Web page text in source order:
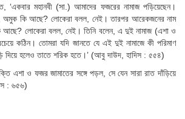
‘একবার মহানবী (সা.) আমাদের ফজরের নামাজ পড়িয়েছেন।
অমুক কি আছে? লোকেরা বলল, নেই। তারপর আরেকজনের নাম
আছে? লোকেরা বলল, নেই। তিনি বলেন, এ দুই নামাজ (এশা ও
কঠিন। তোমরা যদি জানতে যে এই দুই নামাজে কী পরিমাণ
দিয়ে হলেও তাতে শরিক হতে।’ (আবু দাউদ, হাদিস : ৫৫৪)
এশা ও ফজর জামাতের সঙ্গে পড়ল, সে যেন সারা রাত দাঁড়িয়ে
: ৬৫৬)